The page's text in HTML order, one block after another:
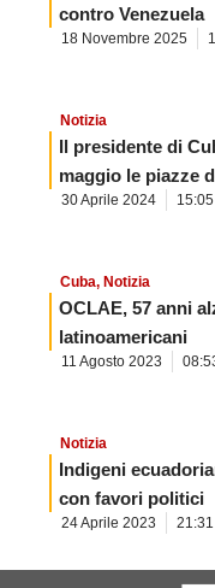
contro Venezuela
18 Novembre 2025
Notizia
Il presidente di
maggio le piazze
30 Aprile 2024 15:05
Cuba, Notizia
OCLAE, 57 anni
latinoamericani
11 Agosto 2023
Notizia
Indigeni
con favori politici
24 Aprile 2023 21:31